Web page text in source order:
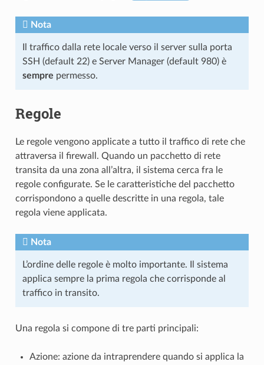
Nota
Il traffico dalla rete locale verso il server sulla porta
SSH (default 22) e Server Manager (default 980) è
sempre permesso.
Regole
Le regole vengono applicate a tutto il traffico di rete che
attraversa il firewall. Quando un pacchetto di rete
transita da una zona all’altra, il sistema cerca fra le
regole configurate. Se le caratteristiche del pacchetto
corrispondono a quelle descritte in una regola, tale
regola viene applicata.
Nota
L’ordine delle regole è molto importante. Il sistema
applica sempre la prima regola che corrisponde al
traffico in transito.
Una regola si compone di tre parti principali:
Azione: azione da intraprendere quando si applica la